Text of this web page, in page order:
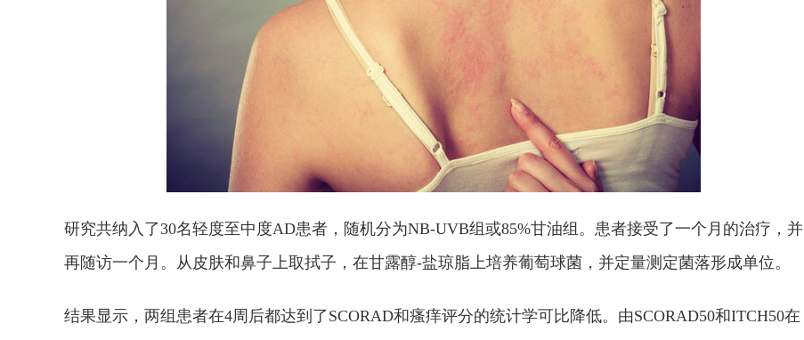
研究共纳入了30名轻度至中度AD患者，随机分为NB-UVB组或85%甘油组。患者接受了一个月的治疗，并
再随访一个月。从皮肤和鼻子上取拭子，在甘露醇-盐琼脂上培养葡萄球菌，并定量测定菌落形成单位。
结果显示，两组患者在4周后都达到了SCORAD和瘙痒评分的统计学可比降低。由SCORAD50和ITCH50在